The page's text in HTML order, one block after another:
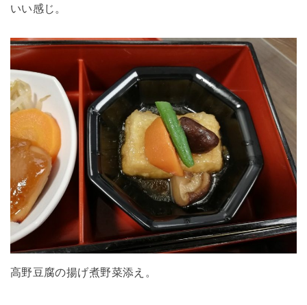
いい感じ。
高野豆腐の揚げ煮野菜添え。